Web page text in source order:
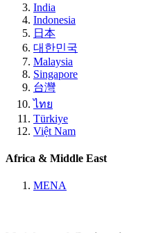
India
Indonesia
日本
대한민국
Malaysia
Singapore
台灣
ไทย
Türkiye
Việt Nam
Africa & Middle East
MENA